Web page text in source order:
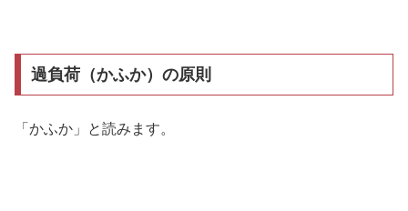
過負荷（かふか）の原則
「かふか」と読みます。